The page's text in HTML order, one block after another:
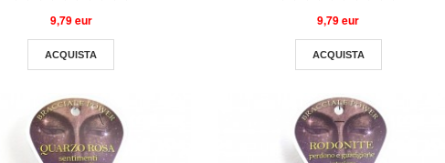
9,79 eur
ACQUISTA
9,79 eur
ACQUISTA